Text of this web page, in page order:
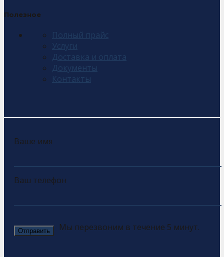
Полезное
Полный прайс
Услуги
Доставка и оплата
Документы
Контакты
Ваше имя
Ваш телефон
Мы перезвоним в течение 5 минут.